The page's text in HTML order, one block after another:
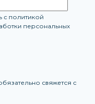
с политикой
персональных
свяжется с